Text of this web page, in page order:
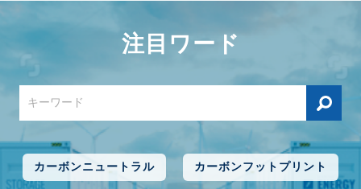
注目ワード
カーボンニュートラル カーボンフットプリント